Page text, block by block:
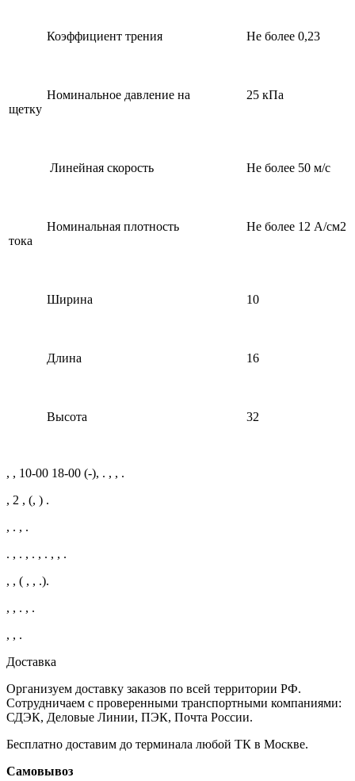
Коэффициент трения Не более 0,23
Номинальное давление на
щетку
25 кПа
Линейная скорость Не более 50 м/с
Номинальная плотность
тока
Не более 12 А/см2
Ширина 10
Длина 16
Высота 32
, , 10-00 18-00 (-), . , , .
, 2 , (, ) .
, . , .
. , . , . , . , , .
, , ( , , .).
, , . , .
, , .
Доставка
Организуем доставку заказов по всей территории РФ.
Сотрудничаем с проверенными транспортными компаниями:
СДЭК, Деловые Линии, ПЭК, Почта России.
Бесплатно доставим до терминала любой ТК в Москве.
Самовывоз